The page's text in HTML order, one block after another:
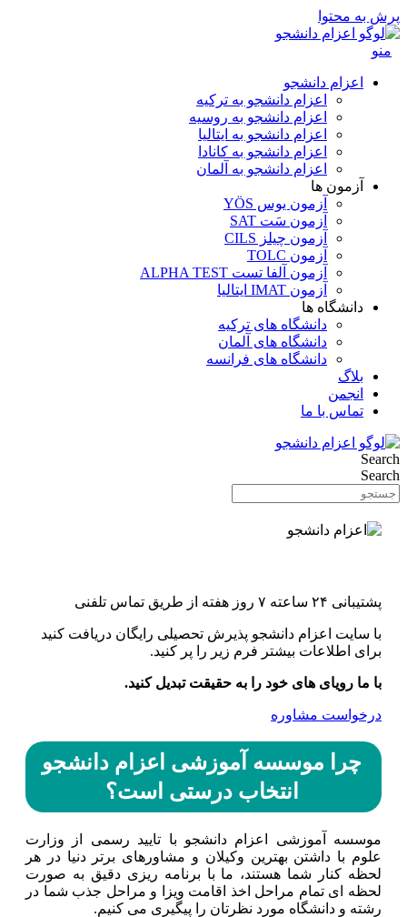
پرش به محتوا
منو
اعزام دانشجو
اعزام دانشجو به ترکیه
اعزام دانشجو به روسیه
اعزام دانشجو به ایتالیا
اعزام دانشجو به کانادا
اعزام دانشجو به آلمان
آزمون ها
آزمون یوس YÖS
آزمون سَت SAT
آزمون چیلز CILS‌
آزمون TOLC
آزمون آلفا تست ALPHA TEST
آزمون IMAT ایتالیا
دانشگاه ها
دانشگاه های ترکیه
دانشگاه های آلمان
دانشگاه های فرانسه
بلاگ
انجمن
تماس با ما
Search
Search
پشتیبانی ۲۴ ساعته ۷ روز هفته از طریق تماس تلفنی
با سایت اعزام دانشجو پذیرش تحصیلی رایگان دریافت کنید
برای اطلاعات بیشتر فرم زیر را پر کنید.
با ما رویای های خود را به حقیقت تبدیل کنید.
درخواست مشاوره
چرا موسسه آموزشی اعزام دانشجو
انتخاب درستی است؟
موسسه آموزشی اعزام دانشجو با تایید رسمی از وزارت
علوم با داشتن بهترین وکیلان و مشاورهای برتر دنیا در هر
لحظه کنار شما هستند، ما با برنامه ریزی دقیق به صورت
لحظه ای تمام مراحل اخذ اقامت ویزا و مراحل جذب شما در
رشته و دانشگاه مورد نظرتان را پیگیری می کنیم.